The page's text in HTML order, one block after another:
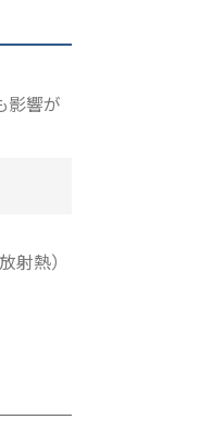
影響が
熱）